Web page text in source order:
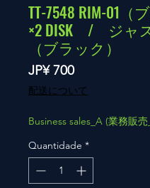
TT-7548 RIM-01（
×2 DISK / ジャ
（ブラック）
JP¥ 700Preço
配送について
Business sales_A (業務販売
Quantidade *